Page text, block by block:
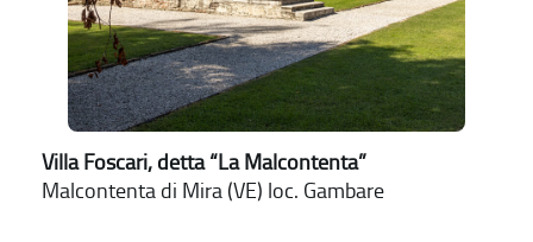
Villa Foscari, detta “La Malcontenta”
Malcontenta di Mira (VE) loc. Gambare